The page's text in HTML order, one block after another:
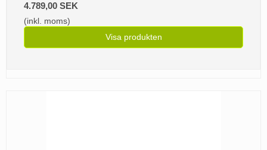
4.789,00 SEK
(inkl. moms)
Visa produkten